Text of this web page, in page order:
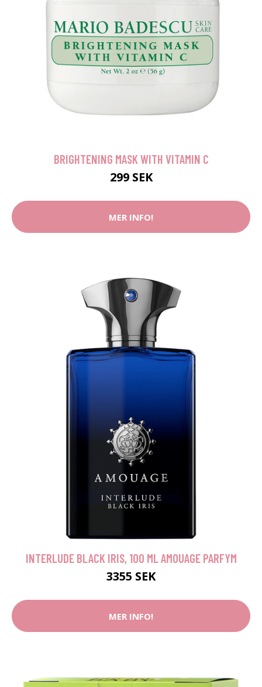
BRIGHTENING MASK WITH VITAMIN C
299 SEK
MER INFO!
INTERLUDE BLACK IRIS, 100 ML AMOUAGE PARFYM
3355 SEK
MER INFO!